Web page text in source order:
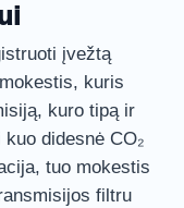
įvežtą
kuris
kuro tipą ir
didesnė CO₂
tuo mokestis
filtru